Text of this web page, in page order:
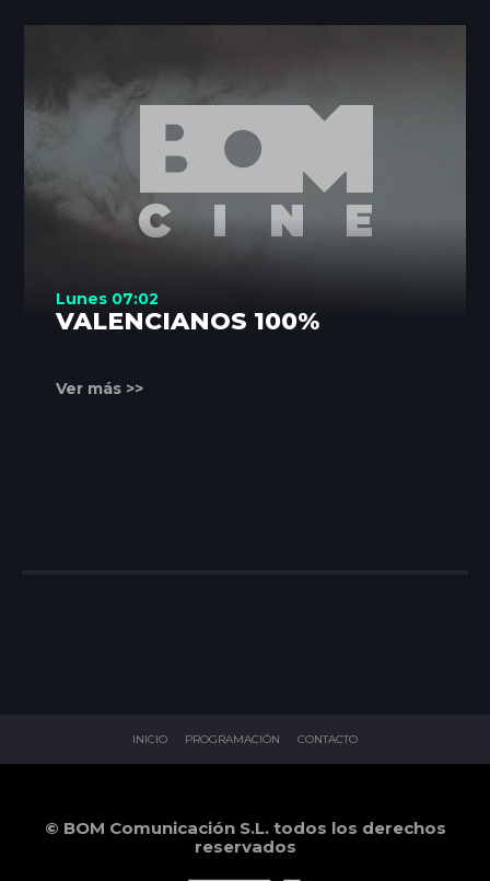
Lunes 07:02
VALENCIANOS 100%
Ver más >>
INICIO PROGRAMACIÓN CONTACTO
© BOM Comunicación S.L. todos los derechos
reservados